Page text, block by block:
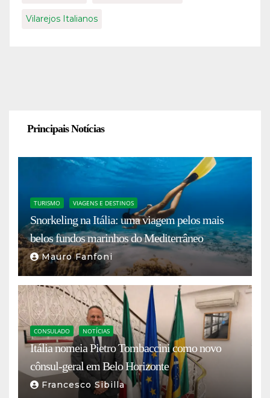
Vilarejos Italianos
Principais Notícias
TURISMO VIAGENS E DESTINOS
Snorkeling na Itália: uma viagem pelos mais
belos fundos marinhos do Mediterrâneo
Mauro Fanfoni
CONSULADO NOTÍCIAS
Itália nomeia Pietro Tombaccini como novo
cônsul-geral em Belo Horizonte
Francesco Sibilla